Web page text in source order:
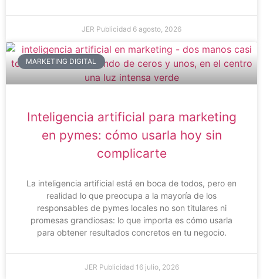
JER Publicidad 6 agosto, 2026
MARKETING DIGITAL
Inteligencia artificial para marketing
en pymes: cómo usarla hoy sin
complicarte
La inteligencia artificial está en boca de todos, pero en
realidad lo que preocupa a la mayoría de los
responsables de pymes locales no son titulares ni
promesas grandiosas: lo que importa es cómo usarla
para obtener resultados concretos en tu negocio.
JER Publicidad 16 julio, 2026